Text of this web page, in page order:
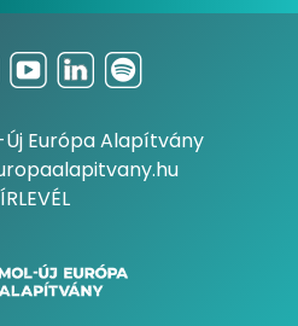
Új Európa Alapítvány